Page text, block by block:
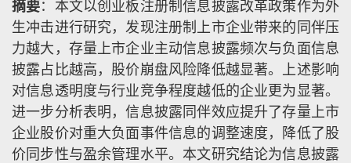
摘要：本文以创业板注册制信息披露改革政策作为外
生冲击进行研究，发现注册制上市企业带来的同伴压
力越大，存量上市企业主动信息披露频次与负面信息
披露占比越高，股价崩盘风险降低越显著。上述影响
对信息透明度与行业竞争程度越低的企业更为显著。
进一步分析表明，信息披露同伴效应提升了存量上市
企业股价对重大负面事件信息的调整速度，降低了股
价同步性与盈余管理水平。本文研究结论为信息披露